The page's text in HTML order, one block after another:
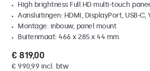
High brightness Full HD multi-touch
Aansluitingen: HDMI, DisplayPort, USB-C,
Montage: inbouw, panel mount
Buitenmaat: 466 x 285 x 44 mm
€ 819,00
€ 990,99 incl. btw